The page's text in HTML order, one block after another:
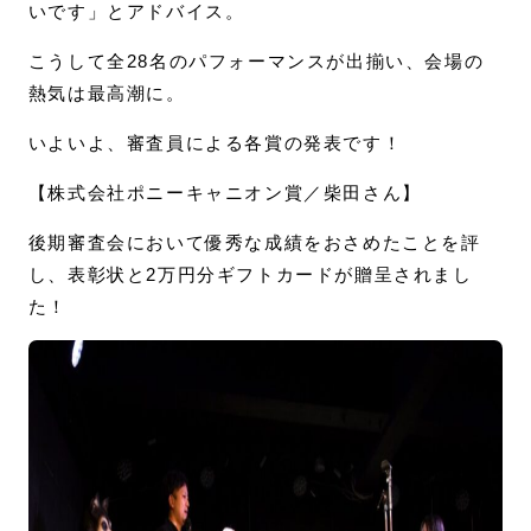
いです」とアドバイス。
こうして全28名のパフォーマンスが出揃い、会場の
熱気は最高潮に。
いよいよ、審査員による各賞の発表です！
【株式会社ポニーキャニオン賞／柴田さん】
後期審査会において優秀な成績をおさめたことを評
し、表彰状と2万円分ギフトカードが贈呈されまし
た！